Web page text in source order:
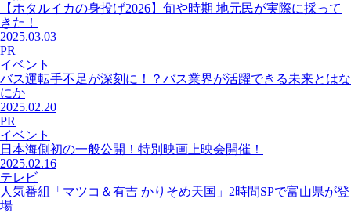
【ホタルイカの身投げ2026】旬や時期 地元民が実際に採って
きた！
2025.03.03
PR
イベント
バス運転手不足が深刻に！？バス業界が活躍できる未来とはな
にか
2025.02.20
PR
イベント
日本海側初の一般公開！特別映画上映会開催！
2025.02.16
テレビ
人気番組「マツコ＆有吉 かりそめ天国」2時間SPで富山県が登
場